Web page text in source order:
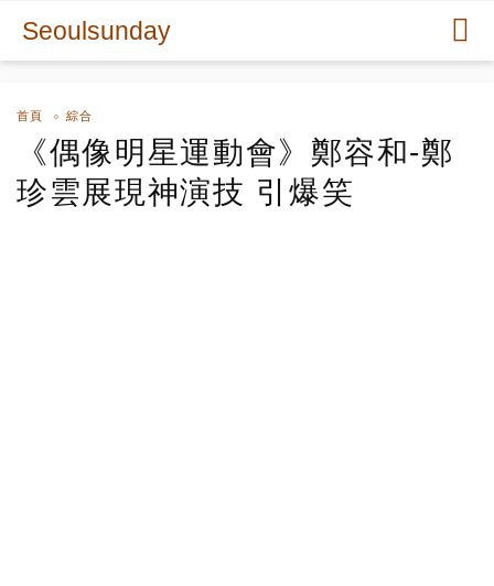
Seoulsunday
首頁 綜合
《偶像明星運動會》鄭容和-鄭
珍雲展現神演技 引爆笑